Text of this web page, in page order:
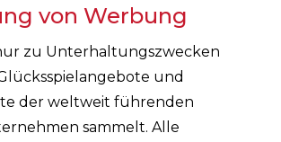
von Werbung
zu Unterhaltungszwecken
und
der weltweit führenden
sammelt. Alle